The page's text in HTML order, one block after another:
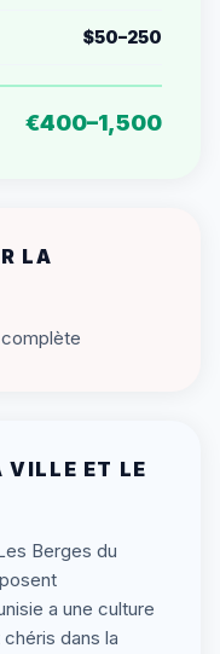
$50–250
€400–1,500
LA
VILLE ET LE
Berges du
a une culture
dans la